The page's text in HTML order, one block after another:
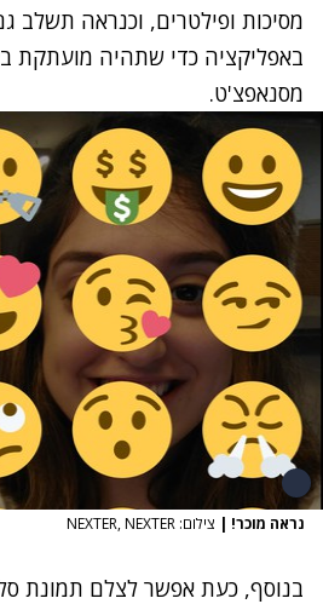
מסיכות ופילטרים, וכנראה תשלב
באפליקציה כדי שתהיה מועתקת
מסנאפצ'ט.
נראה מוכר! | צילום: NEXTER, NEXTER
בנוסף, כעת אפשר לצלם תמונת